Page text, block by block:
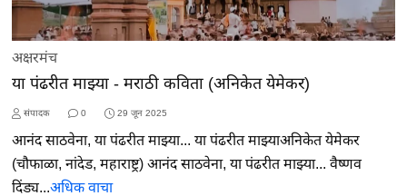
अक्षरमंच
या पंढरीत माझ्या - मराठी कविता (अनिकेत येमेकर)
संपादक 0 29 जून 2025
आनंद साठवेना, या पंढरीत माझ्या... या पंढरीत माझ्याअनिकेत येमेकर
(चौफाळा, नांदेड, महाराष्ट्र) आनंद साठवेना, या पंढरीत माझ्या... वैष्णव
दिंड्य...अधिक वाचा